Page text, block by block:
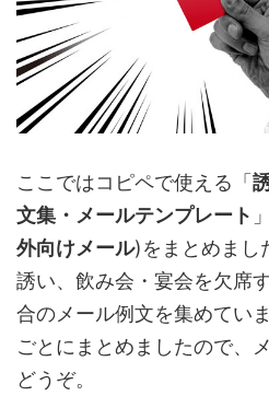
ここではコピペで使える「
文集・メールテンプレート
外向けメール)をまとめまし
誘い、飲み会・宴会を欠席
合のメール例文を集めてい
ごとにまとめましたので、
どうぞ。